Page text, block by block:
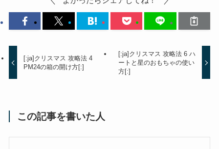
[:ja]クリスマス 攻略法 4
PM24の箱の開け方[:]
[:ja]クリスマス 攻略法 6 ハ
ートと星のおもちゃの使い
方[:]
この記事を書いた人